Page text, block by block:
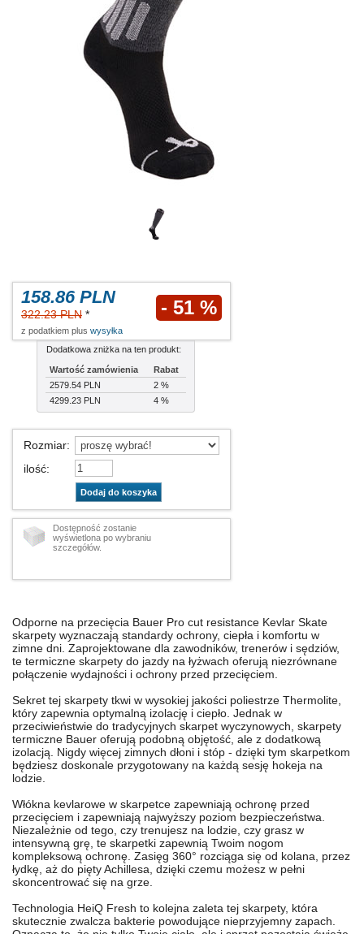
158.86 PLN
322.23 PLN * - 51 %
z podatkiem plus wysyłka
Dodatkowa zniżka na ten produkt:
Wartość zamówienia
Rabat
2579.54 PLN
2 %
4299.23 PLN
4 %
Rozmiar:
ilość:
Dodaj do koszyka
Dostępność zostanie
wyświetlona po wybraniu
szczegółów.
Odporne na przecięcia Bauer Pro cut resistance Kevlar Skate
skarpety wyznaczają standardy ochrony, ciepła i komfortu w
zimne dni. Zaprojektowane dla zawodników, trenerów i sędziów,
te termiczne skarpety do jazdy na łyżwach oferują niezrównane
połączenie wydajności i ochrony przed przecięciem.
Sekret tej skarpety tkwi w wysokiej jakości poliestrze Thermolite,
który zapewnia optymalną izolację i ciepło. Jednak w
przeciwieństwie do tradycyjnych skarpet wyczynowych, skarpety
termiczne Bauer oferują podobną objętość, ale z dodatkową
izolacją. Nigdy więcej zimnych dłoni i stóp - dzięki tym skarpetkom
będziesz doskonale przygotowany na każdą sesję hokeja na
lodzie.
Włókna kevlarowe w skarpetce zapewniają ochronę przed
przecięciem i zapewniają najwyższy poziom bezpieczeństwa.
Niezależnie od tego, czy trenujesz na lodzie, czy grasz w
intensywną grę, te skarpetki zapewnią Twoim nogom
kompleksową ochronę. Zasięg 360° rozciąga się od kolana, przez
łydkę, aż do pięty Achillesa, dzięki czemu możesz w pełni
skoncentrować się na grze.
Technologia HeiQ Fresh to kolejna zaleta tej skarpety, która
skutecznie zwalcza bakterie powodujące nieprzyjemny zapach.